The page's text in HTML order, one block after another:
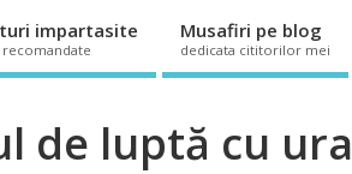
impartasite
recomandate
Musafiri pe blog
dedicata cititorilor mei
de luptă cu ura